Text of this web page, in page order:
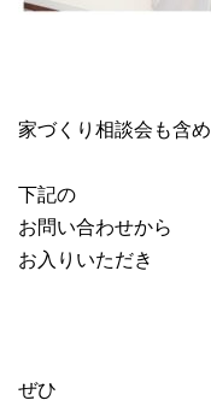
家づくり相談会も含め
下記の
お問い合わせから
お入りいただき
ぜひ